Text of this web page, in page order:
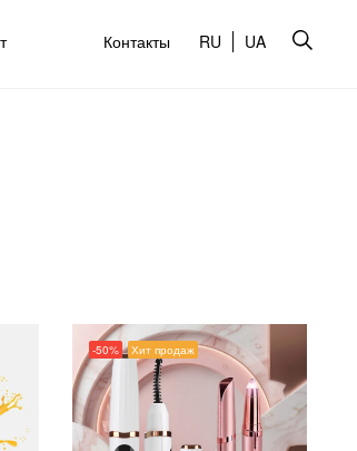
Контакты RU UA
-50% Хит продаж